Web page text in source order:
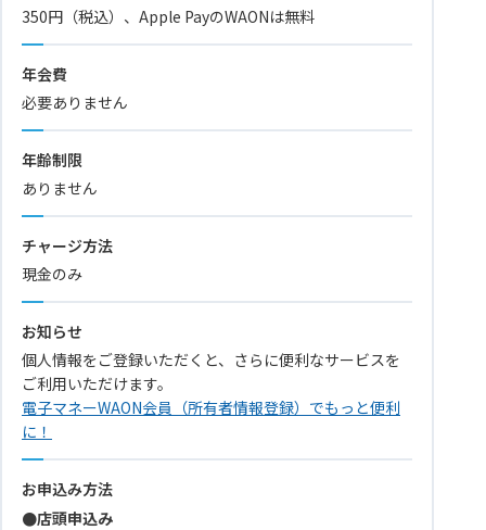
350円（税込）、Apple PayのWAONは無料
年会費
必要ありません
年齢制限
ありません
チャージ方法
現金のみ
お知らせ
個人情報をご登録いただくと、さらに便利なサービスを
ご利用いただけます。
電子マネーWAON会員（所有者情報登録）でもっと便利
に！
お申込み方法
●店頭申込み